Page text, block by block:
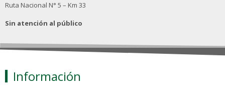
Ruta Nacional N° 5 – Km 33
Sin atención al público
Información